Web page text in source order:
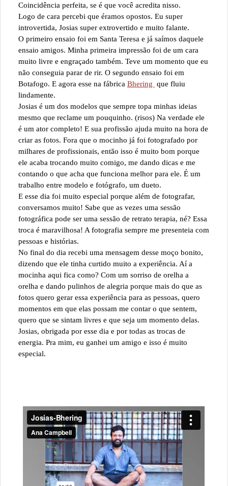
Coincidência perfeita, se é que você acredita nisso.
Logo de cara percebi que éramos opostos. Eu super
introvertida, Josias super extrovertido e muito falante.
O primeiro ensaio foi em Santa Teresa e já saímos daquele
ensaio amigos. Minha primeira impressão foi de um cara
muito livre e engraçado também. Teve um momento que eu
não conseguia parar de rir. O segundo ensaio foi em
Botafogo. E agora esse na fábrica Bhering que fluiu
lindamente.
Josias é um dos modelos que sempre topa minhas ideias
mesmo que reclame um pouquinho. (risos) Na verdade ele
é um ator completo! E sua profissão ajuda muito na hora de
criar as fotos. Fora que o mocinho já foi fotografado por
milhares de profissionais, então isso é muito bom porque
ele acaba trocando muito comigo, me dando dicas e me
contando o que acha que funciona melhor para ele. É um
trabalho entre modelo e fotógrafo, um dueto.
E esse dia foi muito especial porque além de fotografar,
conversamos muito! Sabe que as vezes uma sessão
fotográfica pode ser uma sessão de retrato terapia, né? Essa
troca é maravilhosa! A fotografia sempre me presenteia com
pessoas e histórias.
No final do dia recebi uma mensagem desse moço bonito,
dizendo que ele tinha curtido muito a experiência. Aí a
mocinha aqui fica como? Com um sorriso de orelha a
orelha e dando pulinhos de alegria porque mais do que as
fotos quero gerar essa experiência para as pessoas, quero
momentos em que elas possam me contar o que sentem,
quero que se sintam livres e que seja um momento delas.
Josias, obrigada por esse dia e por todas as trocas de
energia. Pra mim, eu ganhei um amigo e isso é muito
especial.